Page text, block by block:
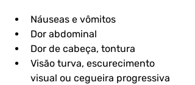
Náuseas e vômitos
Dor abdominal
Dor de cabeça, tontura
Visão turva, escurecimento
visual ou cegueira progressiva